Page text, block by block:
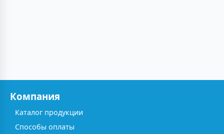
Компания
Каталог продукции
Способы оплаты